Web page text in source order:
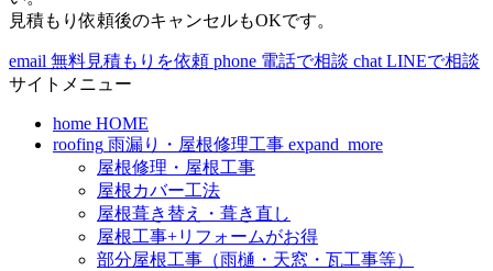
見積もり依頼後のキャンセルもOKです。
email 無料見積もりを依頼 phone 電話で相談 chat LINEで相談
サイトメニュー
home HOME
roofing 雨漏り・屋根修理工事 expand_more
屋根修理・屋根工事
屋根カバー工法
屋根葺き替え・葺き直し
屋根工事+リフォームがお得
部分屋根工事（雨樋・天窓・瓦工事等）